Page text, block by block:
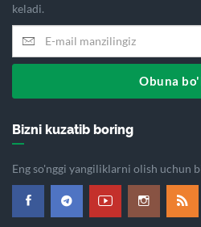
keladi.
Obuna
Bizni kuzatib boring
Eng so'nggi yangiliklarni olish uchun